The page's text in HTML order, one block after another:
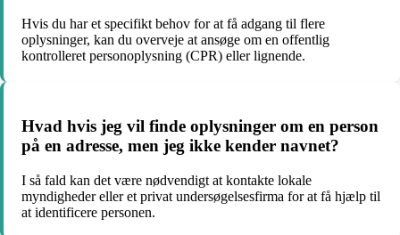
Hvis du har et specifikt behov for at få adgang til flere
oplysninger, kan du overveje at ansøge om en offentlig
kontrolleret personoplysning (CPR) eller lignende.
Hvad hvis jeg vil finde oplysninger om en person
på en adresse, men jeg ikke kender navnet?
I så fald kan det være nødvendigt at kontakte lokale
myndigheder eller et privat undersøgelsesfirma for at få hjælp til
at identificere personen.